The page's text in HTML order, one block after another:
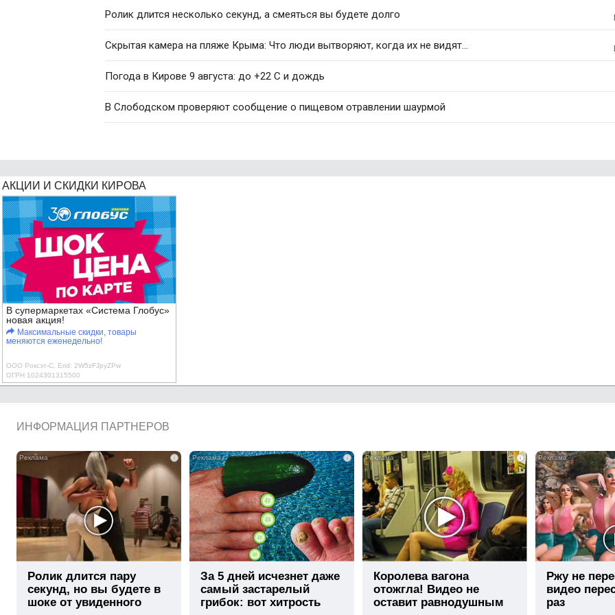
Ролик длится несколько секунд, а смеяться вы будете долго
Скрытая камера на пляже Крыма: Что люди вытворяют, когда их не видят...
Погода в Кирове 9 августа: до +22 C и дождь
В Слободском проверяют сообщение о пищевом отравлении шаурмой
АКЦИИ И СКИДКИ КИРОВА
В супермаркетах «Система Глобус»
новая акция!
Максимальные скидки, товары
меняются еженедельно!
ООО Роксэт-С, Erid: 2W5zFJpyZPw
ОГРН 1024301315500
ИНФОРМАЦИЯ ПАРТНЕРОВ
i
Ролик длится пару
секунд, но вы будете в
шоке от увиденного
i
За 5 дней исчезнет даже
самый застарелый
грибок: вот хитрость
i
Королева вагона
отожгла! Видео не
оставит равнодушным
Ржу не
видео
раз